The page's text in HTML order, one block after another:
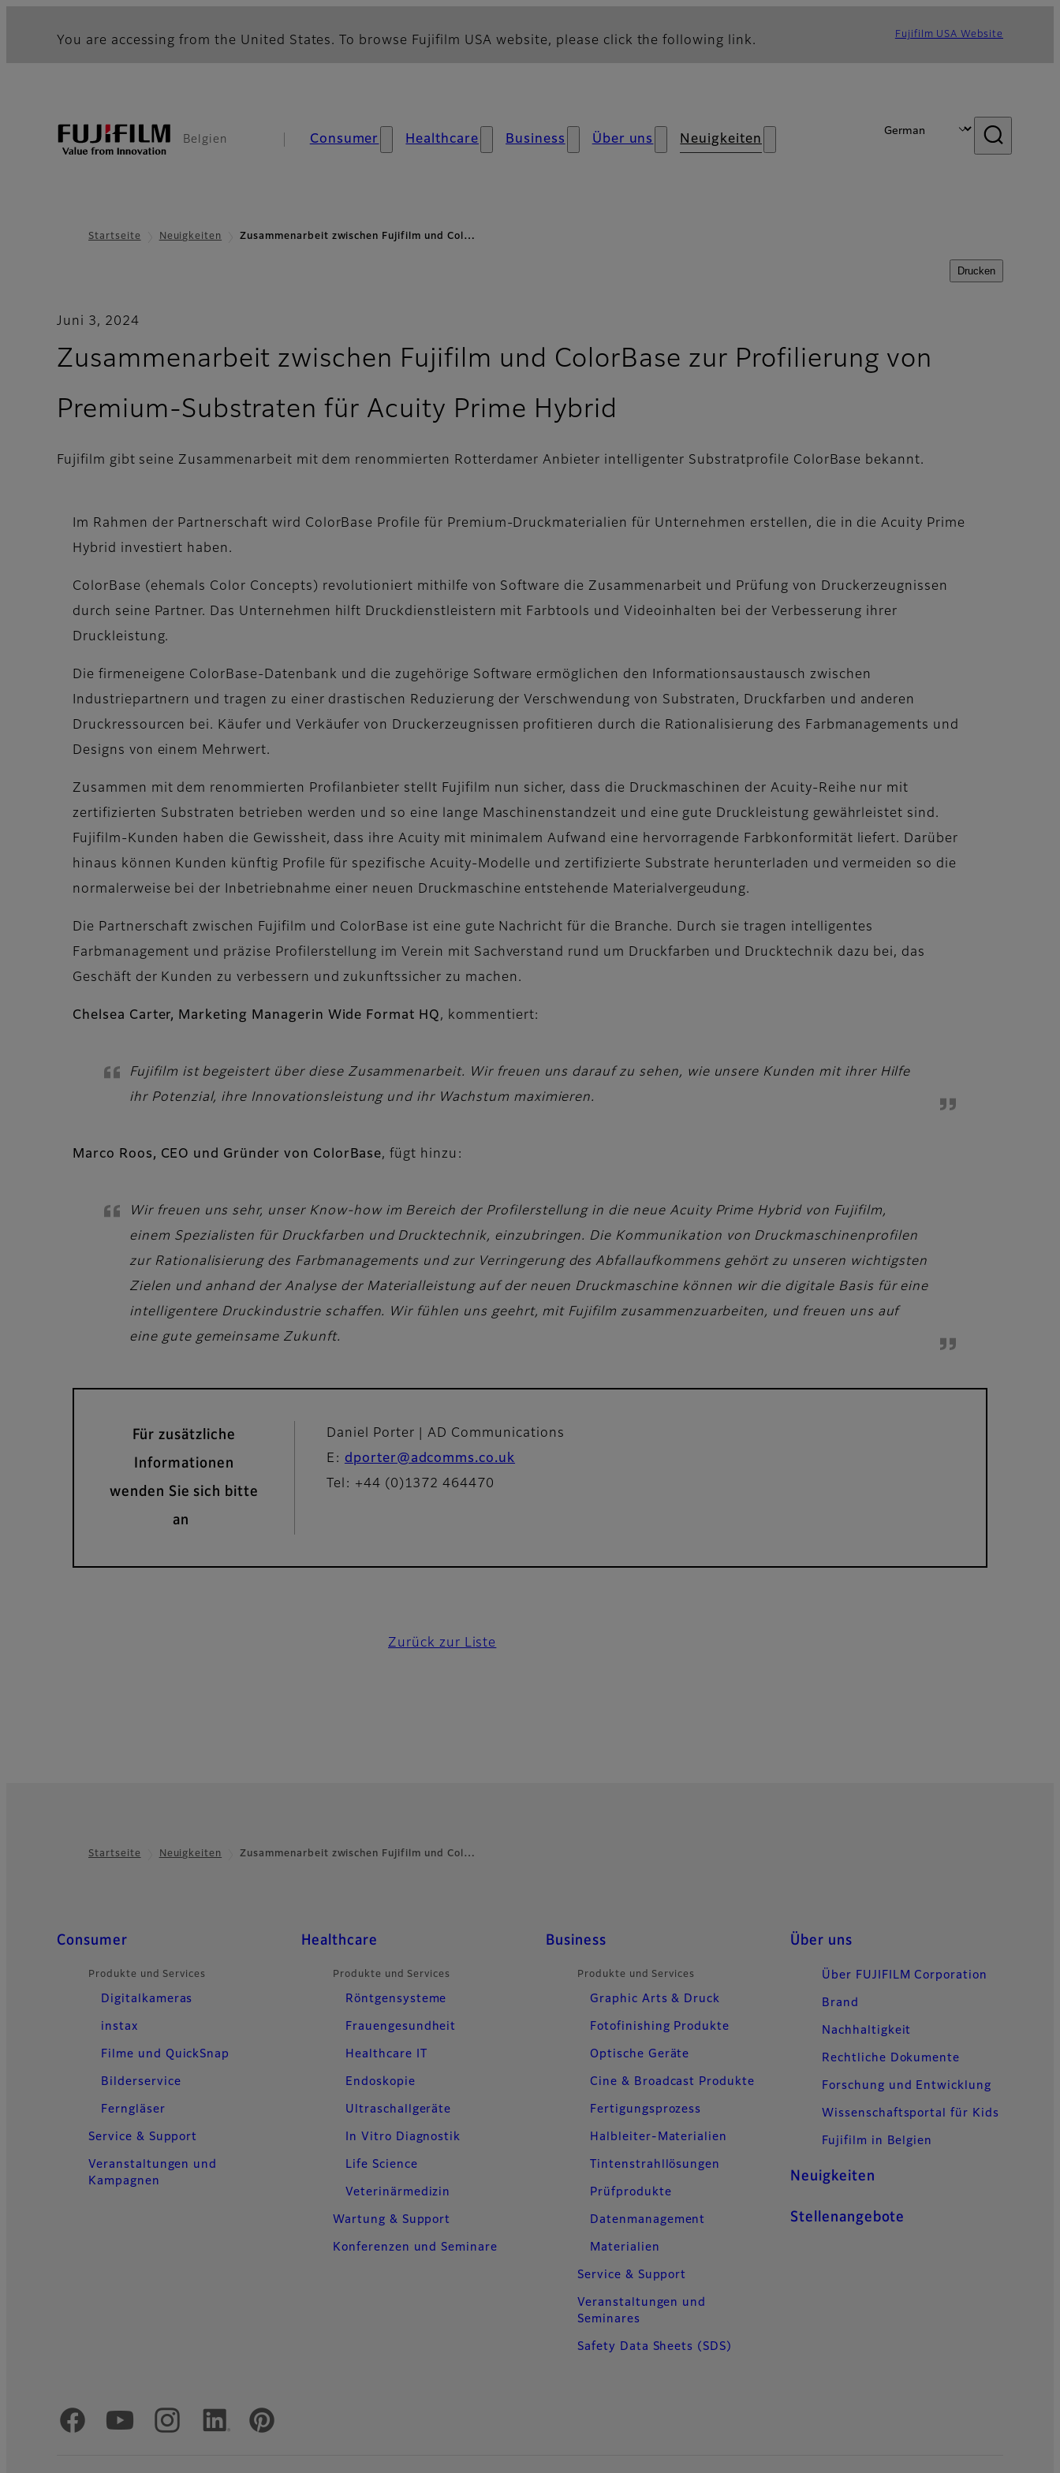
You are accessing from the United States. To browse Fujifilm USA website, please click the following link. Fujifilm USA Website
Belgien Consumer Healthcare Business Über uns Neuigkeiten
Startseite Neuigkeiten Zusammenarbeit zwischen Fujifilm und Col…
Drucken
Juni 3, 2024
Zusammenarbeit zwischen Fujifilm und ColorBase zur Profilierung von
Premium-Substraten für Acuity Prime Hybrid
Fujifilm gibt seine Zusammenarbeit mit dem renommierten Rotterdamer Anbieter intelligenter Substratprofile ColorBase bekannt.
Im Rahmen der Partnerschaft wird ColorBase Profile für Premium-Druckmaterialien für Unternehmen erstellen, die in die Acuity Prime
Hybrid investiert haben.
ColorBase (ehemals Color Concepts) revolutioniert mithilfe von Software die Zusammenarbeit und Prüfung von Druckerzeugnissen
durch seine Partner. Das Unternehmen hilft Druckdienstleistern mit Farbtools und Videoinhalten bei der Verbesserung ihrer
Druckleistung.
Die firmeneigene ColorBase-Datenbank und die zugehörige Software ermöglichen den Informationsaustausch zwischen
Industriepartnern und tragen zu einer drastischen Reduzierung der Verschwendung von Substraten, Druckfarben und anderen
Druckressourcen bei. Käufer und Verkäufer von Druckerzeugnissen profitieren durch die Rationalisierung des Farbmanagements und
Designs von einem Mehrwert.
Zusammen mit dem renommierten Profilanbieter stellt Fujifilm nun sicher, dass die Druckmaschinen der Acuity-Reihe nur mit
zertifizierten Substraten betrieben werden und so eine lange Maschinenstandzeit und eine gute Druckleistung gewährleistet sind.
Fujifilm-Kunden haben die Gewissheit, dass ihre Acuity mit minimalem Aufwand eine hervorragende Farbkonformität liefert. Darüber
hinaus können Kunden künftig Profile für spezifische Acuity-Modelle und zertifizierte Substrate herunterladen und vermeiden so die
normalerweise bei der Inbetriebnahme einer neuen Druckmaschine entstehende Materialvergeudung.
Die Partnerschaft zwischen Fujifilm und ColorBase ist eine gute Nachricht für die Branche. Durch sie tragen intelligentes
Farbmanagement und präzise Profilerstellung im Verein mit Sachverstand rund um Druckfarben und Drucktechnik dazu bei, das
Geschäft der Kunden zu verbessern und zukunftssicher zu machen.
Chelsea Carter, Marketing Managerin Wide Format HQ, kommentiert:
Fujifilm ist begeistert über diese Zusammenarbeit. Wir freuen uns darauf zu sehen, wie unsere Kunden mit ihrer Hilfe
ihr Potenzial, ihre Innovationsleistung und ihr Wachstum maximieren.
Marco Roos, CEO und Gründer von ColorBase, fügt hinzu:
Wir freuen uns sehr, unser Know-how im Bereich der Profilerstellung in die neue Acuity Prime Hybrid von Fujifilm,
einem Spezialisten für Druckfarben und Drucktechnik, einzubringen. Die Kommunikation von Druckmaschinenprofilen
zur Rationalisierung des Farbmanagements und zur Verringerung des Abfallaufkommens gehört zu unseren wichtigsten
Zielen und anhand der Analyse der Materialleistung auf der neuen Druckmaschine können wir die digitale Basis für eine
intelligentere Druckindustrie schaffen. Wir fühlen uns geehrt, mit Fujifilm zusammenzuarbeiten, und freuen uns auf
eine gute gemeinsame Zukunft.
Für zusätzliche
Informationen
wenden Sie sich bitte
an
Daniel Porter | AD Communications
E: dporter@adcomms.co.uk
Tel: +44 (0)1372 464470
Zurück zur Liste
Startseite Neuigkeiten Zusammenarbeit zwischen Fujifilm und Col…
Quick Links
Consumer
Produkte und Services
Digitalkameras
instax
Filme und QuickSnap
Bilderservice
Ferngläser
Service & Support
Veranstaltungen und
Kampagnen
Healthcare
Produkte und Services
Röntgensysteme
Frauengesundheit
Healthcare IT
Endoskopie
Ultraschallgeräte
In Vitro Diagnostik
Life Science
Veterinärmedizin
Wartung & Support
Konferenzen und Seminare
Business
Produkte und Services
Graphic Arts & Druck
Fotofinishing Produkte
Optische Geräte
Cine & Broadcast Produkte
Fertigungsprozess
Halbleiter-Materialien
Tintenstrahllösungen
Prüfprodukte
Datenmanagement
Materialien
Service & Support
Veranstaltungen und
Seminares
Safety Data Sheets (SDS)
Über uns
Über FUJIFILM Corporation
Brand
Nachhaltigkeit
Rechtliche Dokumente
Forschung und Entwicklung
Wissenschaftsportal für Kids
Fujifilm in Belgien
Neuigkeiten
Stellenangebote
Offizielle soziale Medien